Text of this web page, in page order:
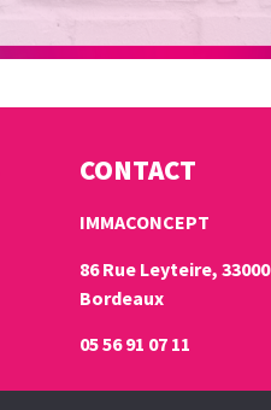
CONTACT
IMMACONCEPT
86 Rue Leyteire, 33000
Bordeaux
05 56 91 07 11